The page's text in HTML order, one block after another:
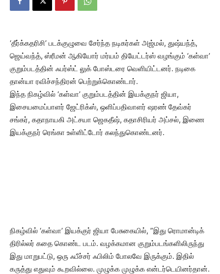
‘தீர்க்கதரிசி’ படக்குழுவை சேர்ந்த நடிகர்கள் அஜ்மல், துஷ்யந்த்,
ஜெய்வந்த், ஸ்ரீமன் ஆகியோர் மர்யம் தியேட்டர்ஸ் வழங்கும் ‘கள்வா’
குறும்படத்தின் ஃபர்ஸ்ட் லுக் போஸ்டரை வெளியிட்டனர். நடிகை
தான்யா ரவிச்சந்திரன் பெற்றுக்கொண்டார்.
இந்த நிகழ்வில் ‘கள்வா’ குறும்படத்தின் இயக்குநர் ஜியா,
இசையமைப்பாளர் ஜேட்ரிக்ஸ், ஒளிப்பதிவாளர் ஷரண் தேவ்கர்
சங்கர், கதாநாயகி அட்சயா ஜெகதீஷ், கதாசிரியர் அப்சல், இணை
இயக்குநர் ரெங்கா உள்ளிட்டோர் கலந்துகொண்டனர்.
நிகழ்வில் ‘கள்வா’ இயக்குர் ஜியா பேசுகையில், ”இது ரொமான்டிக்
திரில்லர் கதை கொண்ட படம். வழக்கமான குறும்படங்களிலிருந்து
இது மாறுபட்டு, ஒரு ஃபீச்சர் ஃபிலிம் போலவே இருக்கும். இதில்
கருத்து எதுவும் கூறவில்லை. முழுக்க முழுக்க என்டர்டெயினர்தான்.